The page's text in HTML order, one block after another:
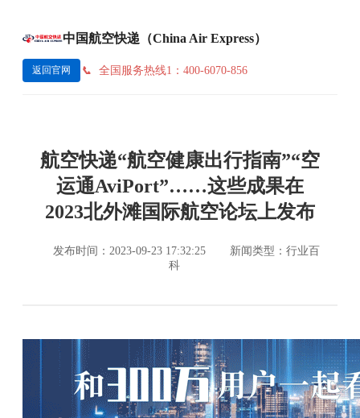
中国航空快递（China Air Express）
返回官网 全国服务热线1：400-6070-856
航空快递“航空健康出行指南”“空
运通AviPort”……这些成果在
2023北外滩国际航空论坛上发布
发布时间：2023-09-23 17:32:25
新闻类型：行业百
科